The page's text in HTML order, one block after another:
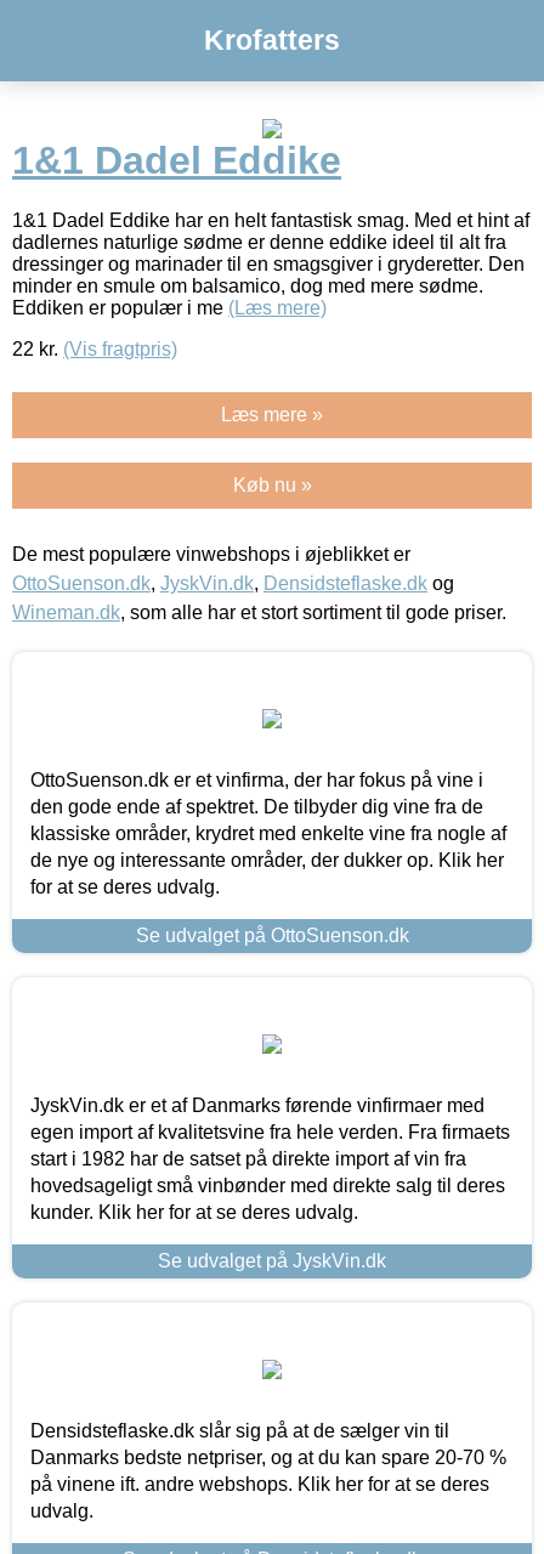
Krofatters
1&1 Dadel Eddike
1&1 Dadel Eddike har en helt fantastisk smag. Med et hint af
dadlernes naturlige sødme er denne eddike ideel til alt fra
dressinger og marinader til en smagsgiver i gryderetter. Den
minder en smule om balsamico, dog med mere sødme.
Eddiken er populær i me (Læs mere)
22 kr. (Vis fragtpris)
Læs mere »
Køb nu »
De mest populære vinwebshops i øjeblikket er
OttoSuenson.dk, JyskVin.dk, Densidsteflaske.dk og
Wineman.dk, som alle har et stort sortiment til gode priser.
OttoSuenson.dk er et vinfirma, der har fokus på vine i
den gode ende af spektret. De tilbyder dig vine fra de
klassiske områder, krydret med enkelte vine fra nogle af
de nye og interessante områder, der dukker op. Klik her
for at se deres udvalg.
Se udvalget på OttoSuenson.dk
JyskVin.dk er et af Danmarks førende vinfirmaer med
egen import af kvalitetsvine fra hele verden. Fra firmaets
start i 1982 har de satset på direkte import af vin fra
hovedsageligt små vinbønder med direkte salg til deres
kunder. Klik her for at se deres udvalg.
Se udvalget på JyskVin.dk
Densidsteflaske.dk slår sig på at de sælger vin til
Danmarks bedste netpriser, og at du kan spare 20-70 %
på vinene ift. andre webshops. Klik her for at se deres
udvalg.